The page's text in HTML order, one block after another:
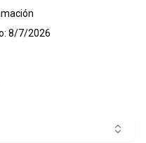
8/7/2026